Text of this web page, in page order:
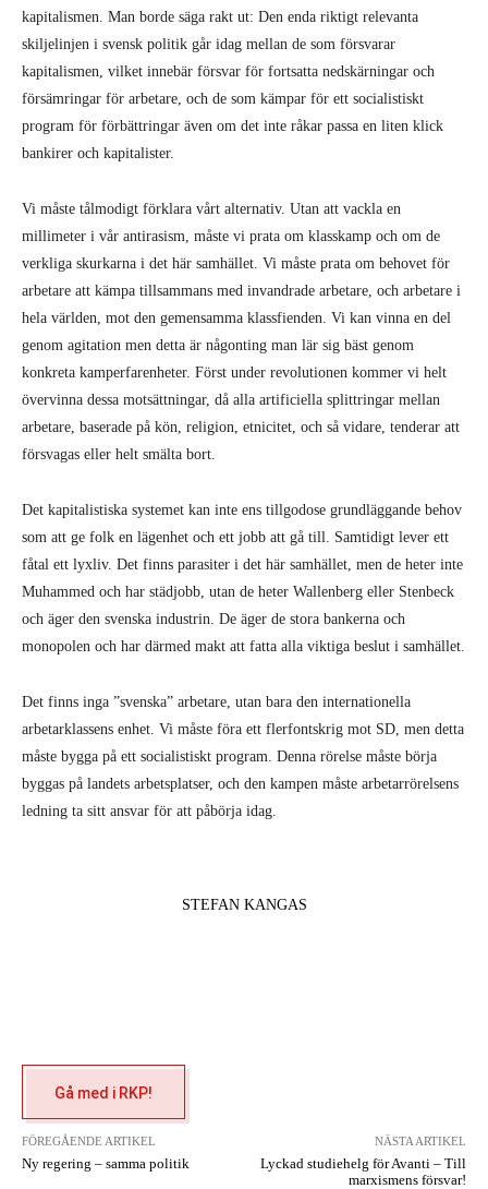
kapitalismen. Man borde säga rakt ut: Den enda riktigt relevanta
skiljelinjen i svensk politik går idag mellan de som försvarar
kapitalismen, vilket innebär försvar för fortsatta nedskärningar och
försämringar för arbetare, och de som kämpar för ett socialistiskt
program för förbättringar även om det inte råkar passa en liten klick
bankirer och kapitalister.
Vi måste tålmodigt förklara vårt alternativ. Utan att vackla en
millimeter i vår antirasism, måste vi prata om klasskamp och om de
verkliga skurkarna i det här samhället. Vi måste prata om behovet för
arbetare att kämpa tillsammans med invandrade arbetare, och arbetare i
hela världen, mot den gemensamma klassfienden. Vi kan vinna en del
genom agitation men detta är någonting man lär sig bäst genom
konkreta kamperfarenheter. Först under revolutionen kommer vi helt
övervinna dessa motsättningar, då alla artificiella splittringar mellan
arbetare, baserade på kön, religion, etnicitet, och så vidare, tenderar att
försvagas eller helt smälta bort.
Det kapitalistiska systemet kan inte ens tillgodose grundläggande behov
som att ge folk en lägenhet och ett jobb att gå till. Samtidigt lever ett
fåtal ett lyxliv. Det finns parasiter i det här samhället, men de heter inte
Muhammed och har städjobb, utan de heter Wallenberg eller Stenbeck
och äger den svenska industrin. De äger de stora bankerna och
monopolen och har därmed makt att fatta alla viktiga beslut i samhället.
Det finns inga ”svenska” arbetare, utan bara den internationella
arbetarklassens enhet. Vi måste föra ett flerfontskrig mot SD, men detta
måste bygga på ett socialistiskt program. Denna rörelse måste börja
byggas på landets arbetsplatser, och den kampen måste arbetarrörelsens
ledning ta sitt ansvar för att påbörja idag.
STEFAN KANGAS
Gå med i RKP!
FÖREGÅENDE ARTIKEL
Ny regering – samma politik
NÄSTA ARTIKEL
Lyckad studiehelg för Avanti – Till
marxismens försvar!